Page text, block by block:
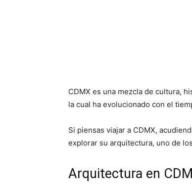
CDMX es una mezcla de cultura,
la cual ha evolucionado con el
Si piensas viajar a CDMX,
explorar su arquitectura, uno de
Arquitectura en